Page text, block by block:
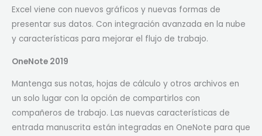
Excel viene con nuevos gráficos y nuevas formas de
presentar sus datos. Con integración avanzada en la nube
y características para mejorar el flujo de trabajo.
OneNote 2019
Mantenga sus notas, hojas de cálculo y otros archivos en
un solo lugar con la opción de compartirlos con
compañeros de trabajo. Las nuevas características de
entrada manuscrita están integradas en OneNote para que